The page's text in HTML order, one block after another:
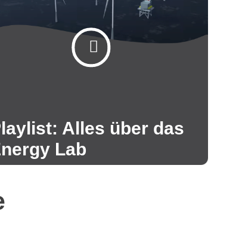
Alles über das
Lab